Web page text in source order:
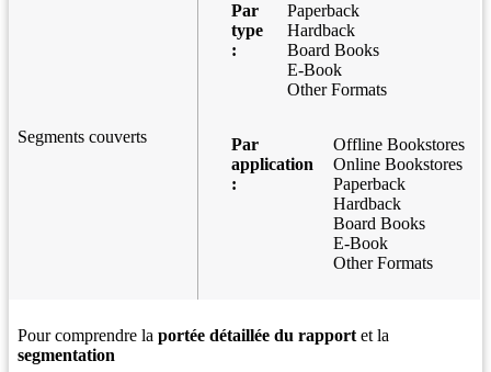
Segments couverts
Par
type
:
Paperback
Hardback
Board Books
E-Book
Other Formats
Par
application
:
Offline Bookstores
Online Bookstores
Paperback
Hardback
Board Books
E-Book
Other Formats
Pour comprendre la portée détaillée du rapport et la
segmentation